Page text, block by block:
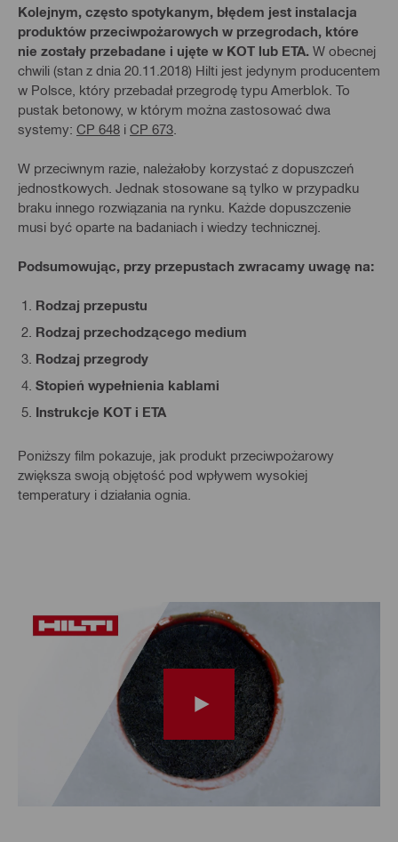
Kolejnym, często spotykanym, błędem jest instalacja
produktów przeciwpożarowych w przegrodach, które
nie zostały przebadane i ujęte w KOT lub ETA. W obecnej
chwili (stan z dnia 20.11.2018) Hilti jest jedynym producentem
w Polsce, który przebadał przegrodę typu Amerblok. To
pustak betonowy, w którym można zastosować dwa
systemy: CP 648 i CP 673
W przeciwnym razie, należałoby korzystać z dopuszczeń
jednostkowych. Jednak stosowane są tylko w przypadku
braku innego rozwiązania na rynku. Każde dopuszczenie
musi być oparte na badaniach i wiedzy technicznej.
Podsumowując, przy przepustach zwracamy uwagę na:
Rodzaj przepustu
Rodzaj przechodzącego medium
Rodzaj przegrody
Stopień wypełnienia kablami
Instrukcje KOT i ETA
Poniższy film pokazuje, jak produkt przeciwpożarowy
zwiększa swoją objętość pod wpływem wysokiej
temperatury i działania ognia.